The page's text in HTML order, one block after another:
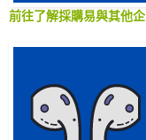
前往了解採購易與其他